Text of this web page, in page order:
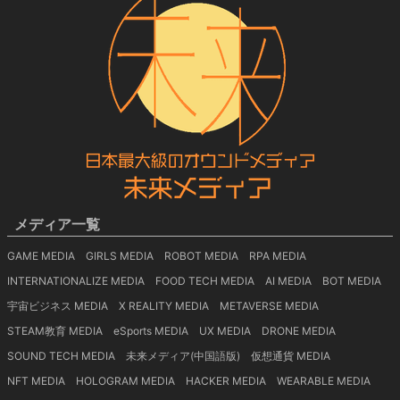
メディア一覧
GAME MEDIA GIRLS MEDIA ROBOT MEDIA
RPA MEDIA
INTERNATIONALIZE MEDIA
FOOD TECH MEDIA AI MEDIA
BOT MEDIA
宇宙ビジネス MEDIA
X REALITY MEDIA
METAVERSE MEDIA
STEAM教育 MEDIA
eSports MEDIA UX MEDIA
DRONE MEDIA
SOUND TECH MEDIA
未来メディア(中国語版)
仮想通貨 MEDIA
NFT MEDIA
HOLOGRAM MEDIA HACKER MEDIA
WEARABLE MEDIA